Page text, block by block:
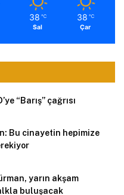
38 ℃
Sal
38 ℃
Çar
“Barış” çağrısı
Bu cinayetin hepimize
yarın akşam
buluşacak